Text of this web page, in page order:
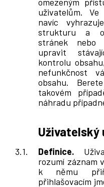
uživatelům.
navíc
strukturu a
stránek nebo
upravit
kontrolu
nefunkčnost
obsahu.
takovém
náhradu
Uživatelský
Definice.
rozumí záznam
k němu
přihlašovacím